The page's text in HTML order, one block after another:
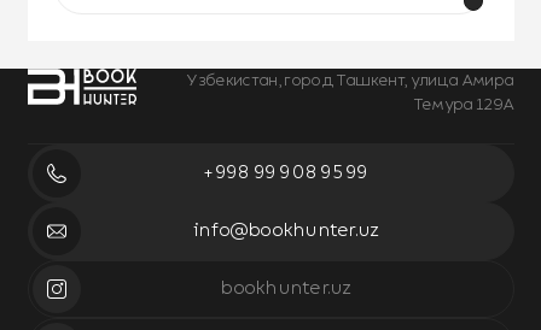
Узбекистан, город Ташкент, улица Амира
Темура 129А
+998 99 908 95 99
info@bookhunter.uz
bookhunter.uz